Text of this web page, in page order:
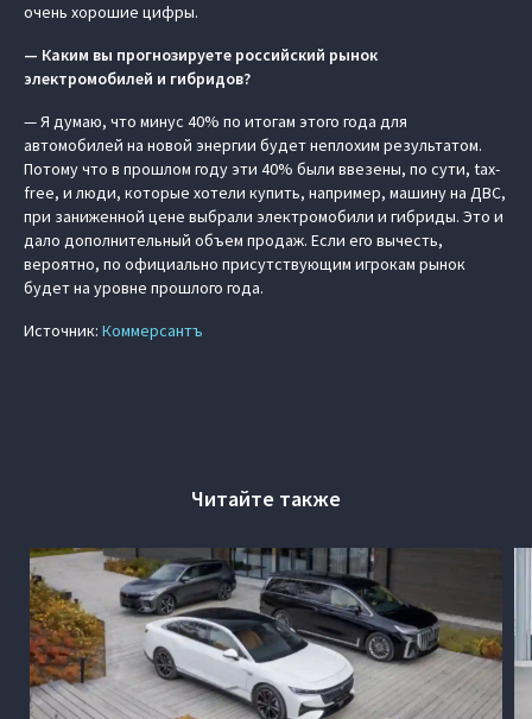
очень хорошие цифры.
— Каким вы прогнозируете российский рынок
электромобилей и гибридов?
— Я думаю, что минус 40% по итогам этого года для
автомобилей на новой энергии будет неплохим результатом.
Потому что в прошлом году эти 40% были ввезены, по сути, tax-
free, и люди, которые хотели купить, например, машину на ДВС,
при заниженной цене выбрали электромобили и гибриды. Это и
дало дополнительный объем продаж. Если его вычесть,
вероятно, по официально присутствующим игрокам рынок
будет на уровне прошлого года.
Источник: Коммерсантъ
Читайте также